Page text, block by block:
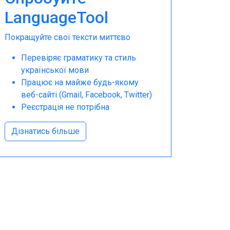
LanguageTool
Покращуйте свої тексти миттєво
Перевіряє граматику та стиль
української мови
Працює на майже будь-якому
веб-сайті (Gmail, Facebook, Twitter)
Реєстрація не потрібна
Дізнатись більше